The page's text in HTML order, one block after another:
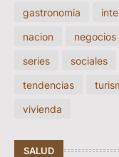
gastronomia
nacion
negocios
series
sociales
tendencias
vivienda
SALUD